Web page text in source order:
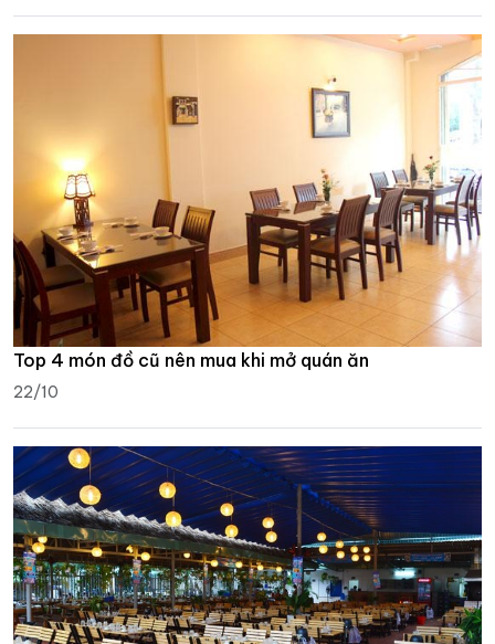
Top 4 món đồ cũ nên mua khi mở quán ăn
22/10